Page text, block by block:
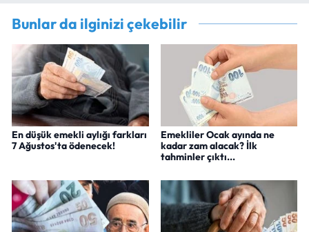
Bunlar da ilginizi çekebilir
En düşük emekli aylığı farkları
7 Ağustos'ta ödenecek!
Emekliler Ocak ayında ne
kadar zam alacak? İlk
tahminler çıktı...